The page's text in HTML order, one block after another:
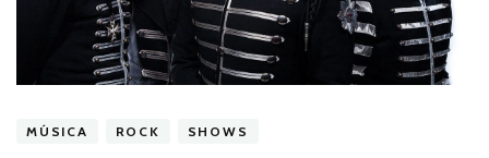
MÚSICA ROCK SHOWS